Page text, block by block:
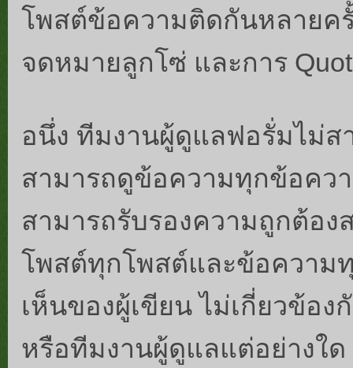
โพสต์ข้อความติดกันหลายค
จดหมายลูกโซ่ และการ
อนึ่ง ทีมงานผู้ดูแลฟอรั่มไม่ส
สามารถดูข้อความทุกข้อคว
สามารถรับรองความถูกต้อ
โพสต์ทุกโพสต์และข้อความ
เห็นของผู้เขียน ไม่เกี่ยวข้อ
หรือทีมงานผู้ดูแลแต่อย่างใ